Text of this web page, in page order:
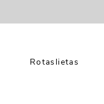
Rotaslietas